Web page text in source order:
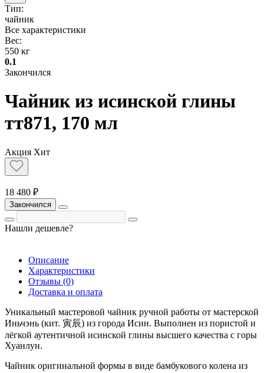
Тип:
чайник
Все характеристики
Вес:
550 кг
0.1
Закончился
Чайник из исинской глины
тт871, 170 мл
Акция Хит
18 480 ₽
Закончился
Нашли дешевле?
Описание
Характеристики
Отзывы (0)
Доставка и оплата
Уникальный мастеровой чайник ручной работы от мастерской
Иньчэнь (кит. 寅辰) из города Исин. Выполнен из пористой и
лёгкой аутентичной исинской глины высшего качества с горы
Хуанлун.
Чайник оригинальной формы в виде бамбукового колена из